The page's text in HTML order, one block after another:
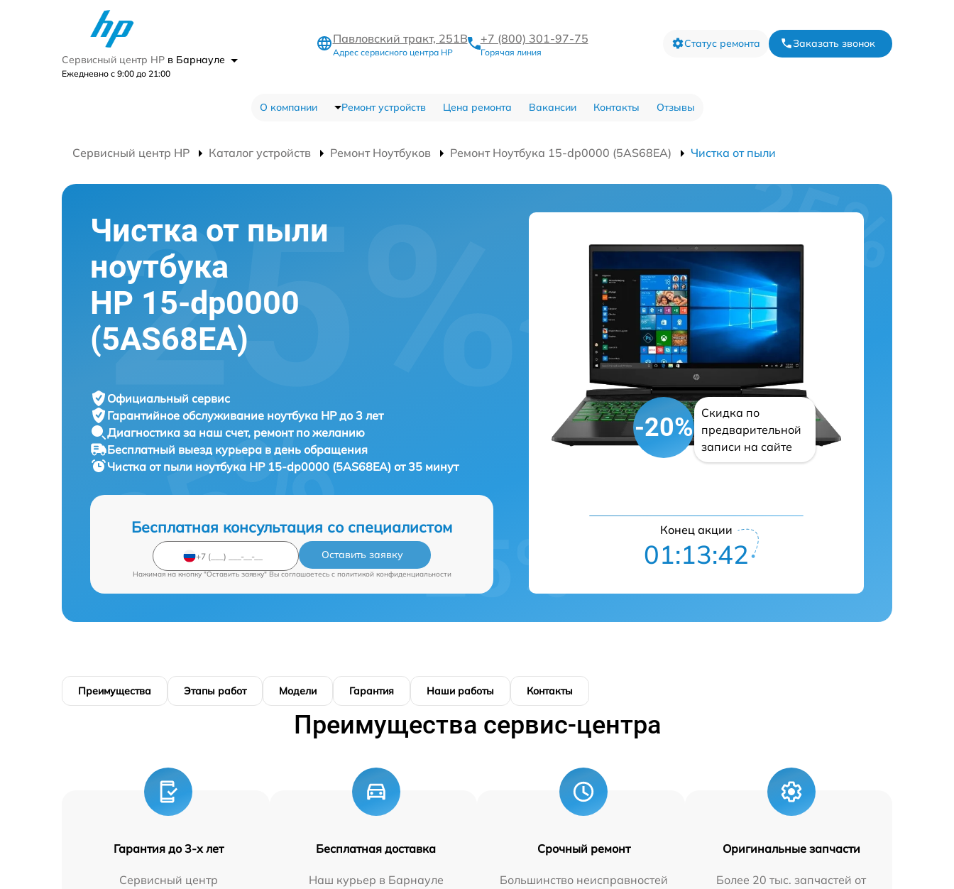
Сервисный центр HP в Барнауле
Ежедневно с 9:00 до 21:00
Павловский тракт, 251В
Адрес сервисного центра HP
+7 (800) 301-97-75
Горячая линия
Статус ремонта Заказать звонок
О компании Ремонт устройств Цена ремонта Вакансии Контакты Отзывы
Сервисный центр HP Каталог устройств Ремонт Ноутбуков Ремонт Ноутбука 15-dp0000 (5AS68EA) Чистка от пыли
Чистка от пыли
ноутбука
HP 15-dp0000
(5AS68EA)
Официальный сервис
Гарантийное обслуживание ноутбука HP до 3 лет
Диагностика за наш счет, ремонт по желанию
Бесплатный выезд курьера в день обращения
Чистка от пыли ноутбука HP 15-dp0000 (5AS68EA) от 35 минут
Бесплатная консультация со специалистом
Оставить заявку
Нажимая на кнопку "Оставить заявку" Вы соглашаетесь c политикой конфиденциальности
-20%
Скидка по
предварительной
записи на сайте
Конец акции
01:13:41
Преимущества Этапы работ Модели Гарантия Наши работы Контакты
Преимущества сервис-центра
Гарантия до 3-х лет
Сервисный центр
Бесплатная доставка
Наш курьер в Барнауле
Срочный ремонт
Большинство неисправностей
Оригинальные запчасти
Более 20 тыс. запчастей от